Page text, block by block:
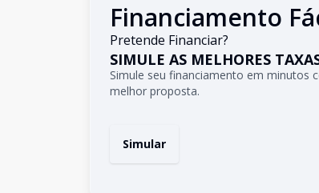
Financiamento
Pretende Financiar?
SIMULE AS MELHORES
Simule seu financiamento em minutos
melhor proposta.
Simular